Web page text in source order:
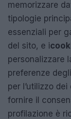
memorizzare
tipologie
essenziali per
del sito, e i
personalizzare
preferenze
per l’utilizzo
fornire il
profilazione è